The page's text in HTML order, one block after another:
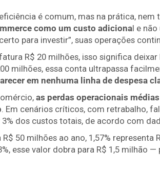
é comum, mas na prática, nem
como um custo adicional e
para investir”, suas operações
R$ 20 milhões, isso significa
milhões, essa conta ultrapassa
em nenhuma linha de despesa
as perdas operacionais
. Em cenários críticos, com retrabalho,
dos custos totais, de acordo com
50 milhões ao ano, 1,57%
esse valor dobra para R$ 1,5 milhão